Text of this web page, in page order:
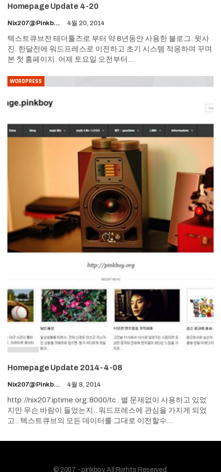
Homepage Update 4-20
Nix207@pinkboy.org 4월 20, 2014
텍스트큐브전 테더툴즈로 부터 약 8년동안 사용한 블로그. 윗사
진. 한달전에 워드프레스로 이전하고 초기 시스템 적응하며 꾸며
본 첫 홈페이지. 어제 토요일 오전부터…
WORDPRESS
Homepage Update 2014-4-08
Nix207@pinkboy.org 4월 8, 2014
http://nix207.iptime.org:8000/tc . 별 문제없이 사용하고 있었
지만 무슨 바람이 들었는지.. 워드프레스에 관심을 가지게 되었
고.. 텍스트큐브의 모든 데이터를 그대로 이전할수…
© 2007 - pinkboy. All Rights Reserved.